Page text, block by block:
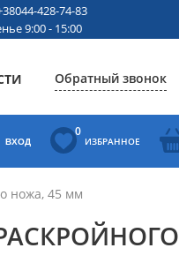
428-74-83
9:00 - 15:00
Обратный звонок
ВХОД
0
ИЗБРАННОЕ
ножа, 45 мм